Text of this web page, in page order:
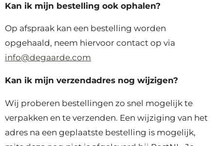
Kan ik mijn bestelling ook ophalen?
Op afspraak kan een bestelling worden
opgehaald, neem hiervoor contact op via
info@degaarde.com
Kan ik mijn verzendadres nog wijzigen?
Wij proberen bestellingen zo snel mogelijk te
verpakken en te verzenden. Een wijziging van het
adres na een geplaatste bestelling is mogelijk,